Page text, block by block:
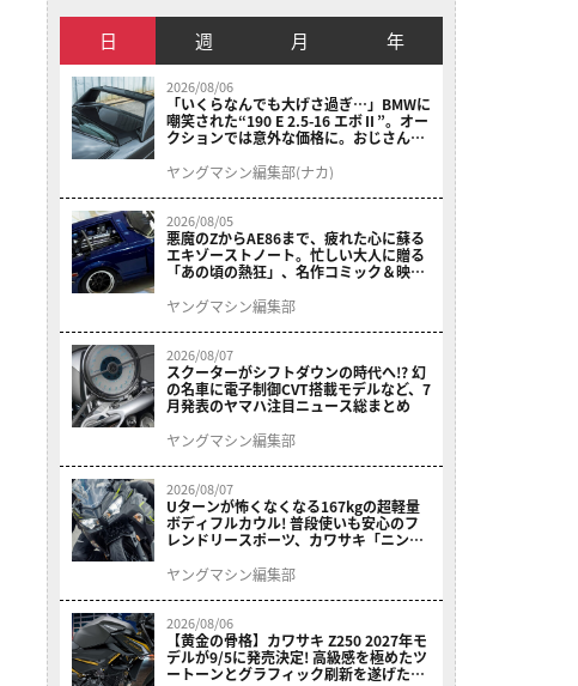
日 週 月 年
2026/08/06
「いくらなんでも大げさ過ぎ…」BMWに
嘲笑された“190 E 2.5-16 エボⅡ”。オー
クションでは意外な価格に。おじさん達
ヤングマシン編集部(ナカ)
2026/08/05
悪魔のZからAE86まで、疲れた心に蘇る
エキゾーストノート。忙しい大人に贈る
「あの頃の熱狂」、名作コミック＆映画
結！
ヤングマシン編集部
2026/08/07
スクーターがシフトダウンの時代へ!? 幻
の名車に電子制御CVT搭載モデルなど、7
月発表のヤマハ注目ニュース総まとめ
ヤングマシン編集部
2026/08/07
Uターンが怖くなくなる167kgの超軽量
ボディフルカウル! 普段使いも安心のフ
レンドリースポーツ、カワサキ「ニンジ
9/5発売
ヤングマシン編集部
2026/08/06
【黄金の骨格】カワサキ Z250 2027年モ
デルが9/5に発売決定! 高級感を極めたツ
ートーンとグラフィック刷新を遂げた本